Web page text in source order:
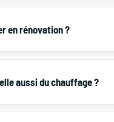
plus discrète : le moteur
reste qu'un léger souffle
en rénovation ?
technique existe
lourde elle s'intègre
clim réversible.
aussi du chauffage ?
: elle rafraîchit l'été